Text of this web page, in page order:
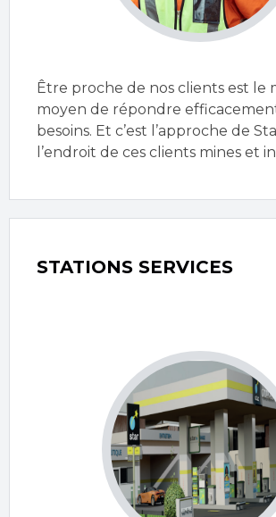
Être proche de nos clients est le
moyen de répondre
besoins. Et c’est l’approche de
l’endroit de ces clients mines et
STATIONS SERVICES